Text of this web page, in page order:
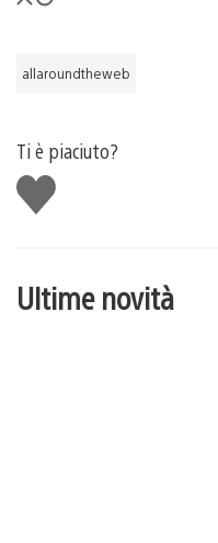
allaroundtheweb
Ti è piaciuto?
Mi
piace
Ultime novità